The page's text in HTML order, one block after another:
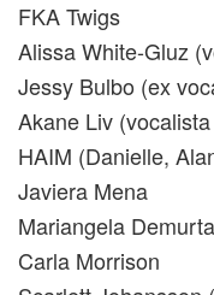
FKA Twigs
Alissa White-Gluz
Jessy Bulbo (ex
Akane Liv
HAIM (Danielle,
Javiera Mena
Mariangela
Carla Morrison